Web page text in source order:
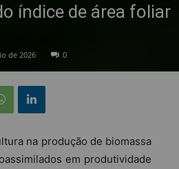
índice de área foliar
de 2026 0
na produção de biomassa
em produtividade